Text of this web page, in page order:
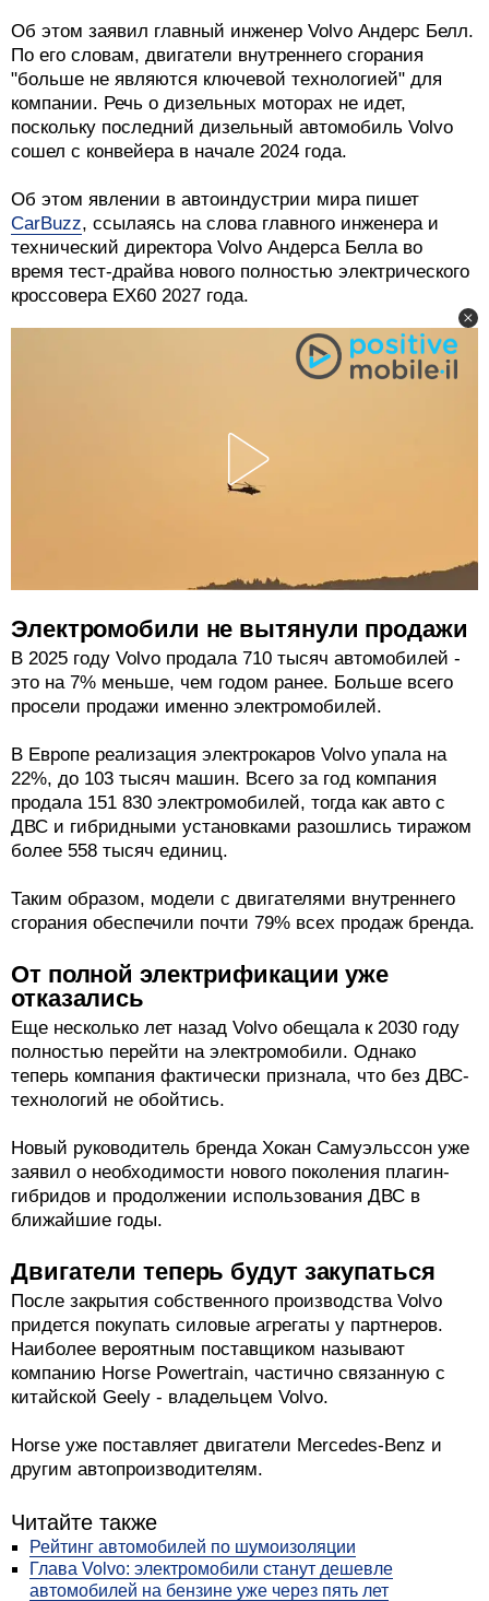
Об этом заявил главный инженер Volvo Андерс Белл.
По его словам, двигатели внутреннего сгорания
"больше не являются ключевой технологией" для
компании. Речь о дизельных моторах не идет,
поскольку последний дизельный автомобиль Volvo
сошел с конвейера в начале 2024 года.
Об этом явлении в автоиндустрии мира пишет
CarBuzz, ссылаясь на слова главного инженера и
технический директора Volvo Андерса Белла во
время тест-драйва нового полностью электрического
кроссовера EX60 2027 года.
Электромобили не вытянули продажи
В 2025 году Volvo продала 710 тысяч автомобилей -
это на 7% меньше, чем годом ранее. Больше всего
просели продажи именно электромобилей.
В Европе реализация электрокаров Volvo упала на
22%, до 103 тысяч машин. Всего за год компания
продала 151 830 электромобилей, тогда как авто с
ДВС и гибридными установками разошлись тиражом
более 558 тысяч единиц.
Таким образом, модели с двигателями внутреннего
сгорания обеспечили почти 79% всех продаж бренда.
От полной электрификации уже
отказались
Еще несколько лет назад Volvo обещала к 2030 году
полностью перейти на электромобили. Однако
теперь компания фактически признала, что без ДВС-
технологий не обойтись.
Новый руководитель бренда Хокан Самуэльссон уже
заявил о необходимости нового поколения плагин-
гибридов и продолжении использования ДВС в
ближайшие годы.
Двигатели теперь будут закупаться
После закрытия собственного производства Volvo
придется покупать силовые агрегаты у партнеров.
Наиболее вероятным поставщиком называют
компанию Horse Powertrain, частично связанную с
китайской Geely - владельцем Volvo.
Horse уже поставляет двигатели Mercedes-Benz и
другим автопроизводителям.
Читайте также
Рейтинг автомобилей по шумоизоляции
Глава Volvo: электромобили станут дешевле
автомобилей на бензине уже через пять лет